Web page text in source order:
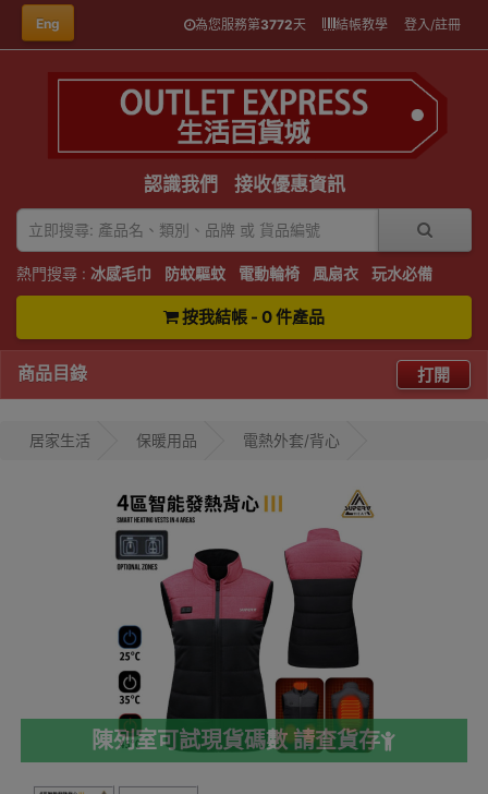
Eng 為您服務第3772天 結帳教學 登入/註冊
認識我們 接收優惠資訊
熱門搜尋 : 冰感毛巾 防蚊驅蚊 電動輪椅 風扇衣 玩水必備
按我結帳 - 0 件產品
商品目錄 打開
居家生活 保暖用品 電熱外套/背心
陳列室可試現貨碼數 請查貨存